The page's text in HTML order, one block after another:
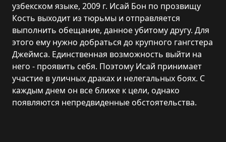
узбекском языке, 2009 г. Исай Бон по прозвищу
Кость выходит из тюрьмы и отправляется
выполнить обещание, данное убитому другу. Для
этого ему нужно добраться до крупного гангстера
Джеймса. Единственная возможность выйти на
него - проявить себя. Поэтому Исай принимает
участие в уличных драках и нелегальных боях. С
каждым днем он все ближе к цели, однако
появляются непредвиденные обстоятельства.